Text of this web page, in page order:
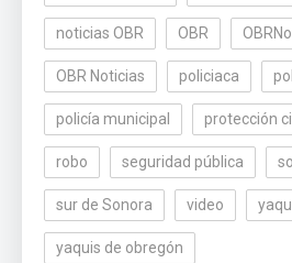
noticias OBR OBR
OBR Noticias policiaca
policía municipal protección
robo seguridad pública
sur de Sonora video
yaquis de obregón